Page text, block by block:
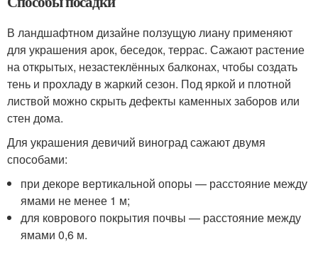
В ландшафтном дизайне ползущую лиану применяют
для украшения арок, беседок, террас. Сажают растение
на открытых, незастеклённых балконах, чтобы создать
тень и прохладу в жаркий сезон. Под яркой и плотной
листвой можно скрыть дефекты каменных заборов или
стен дома.
Для украшения девичий виноград сажают двумя
способами:
при декоре вертикальной опоры — расстояние между
ямами не менее 1 м;
для коврового покрытия почвы — расстояние между
ямами 0,6 м.